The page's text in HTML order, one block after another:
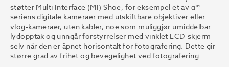
støtter Multi Interface (MI) Shoe, for eksempel et av α™-
seriens digitale kameraer med utskiftbare objektiver eller
vlog-kameraer, uten kabler, noe som muliggjør umiddelbar
lydopptak og unngår forstyrrelser med vinklet LCD-skjerm
selv når den er åpnet horisontalt for fotografering. Dette gir
større grad av frihet og bevegelighet ved fotografering.